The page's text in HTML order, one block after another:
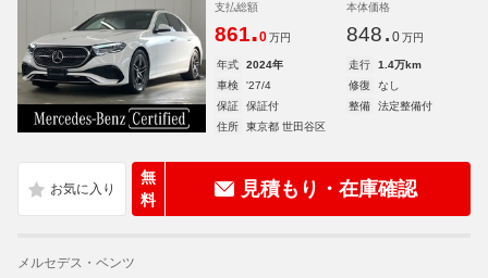
支払総額
861.0 万円
本体価格
848. 0 万円
年式 2024年 走行
1.4万km
車検
'27/4 修復
なし
保証
保証付 整備
法定整備付
住所
東京都 世田谷区
無
料
見積もり・在庫確認
メルセデス・ベンツ